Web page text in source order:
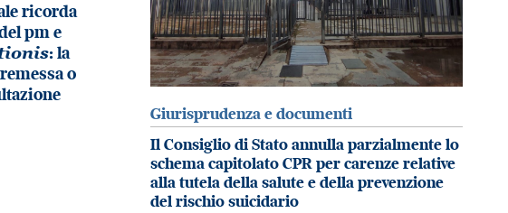
ricorda
pm e
: la
o
Giurisprudenza e documenti
Il Consiglio di Stato annulla parzialmente lo
schema capitolato CPR per carenze relative
alla tutela della salute e della prevenzione
del rischio suicidario